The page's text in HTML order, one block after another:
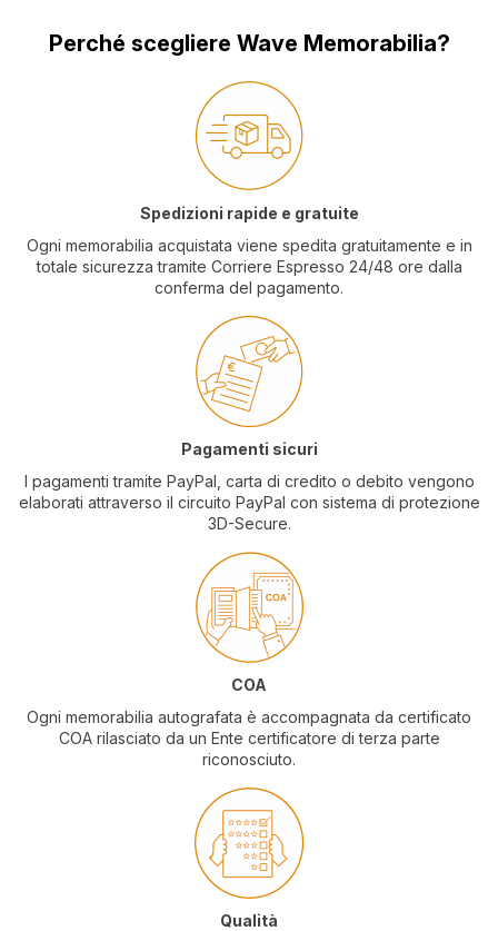
Perché scegliere Wave Memorabilia?
Spedizioni rapide e gratuite
Ogni memorabilia acquistata viene spedita gratuitamente e in
totale sicurezza tramite Corriere Espresso 24/48 ore dalla
conferma del pagamento.
Pagamenti sicuri
I pagamenti tramite PayPal, carta di credito o debito vengono
elaborati attraverso il circuito PayPal con sistema di protezione
3D-Secure.
COA
Ogni memorabilia autografata è accompagnata da certificato
COA rilasciato da un Ente certificatore di terza parte
riconosciuto.
Qualità